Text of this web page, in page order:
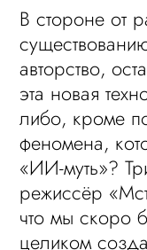
В стороне от
авторство,
эта новая
либо, кроме
феномена,
«ИИ-муть»?
режиссёр
что мы скоро
целиком